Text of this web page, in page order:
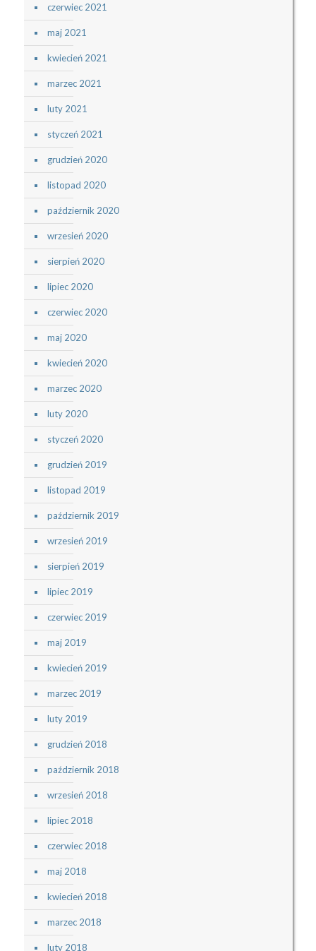
czerwiec 2021
maj 2021
kwiecień 2021
marzec 2021
luty 2021
styczeń 2021
grudzień 2020
listopad 2020
październik 2020
wrzesień 2020
sierpień 2020
lipiec 2020
czerwiec 2020
maj 2020
kwiecień 2020
marzec 2020
luty 2020
styczeń 2020
grudzień 2019
listopad 2019
październik 2019
wrzesień 2019
sierpień 2019
lipiec 2019
czerwiec 2019
maj 2019
kwiecień 2019
marzec 2019
luty 2019
grudzień 2018
październik 2018
wrzesień 2018
lipiec 2018
czerwiec 2018
maj 2018
kwiecień 2018
marzec 2018
luty 2018